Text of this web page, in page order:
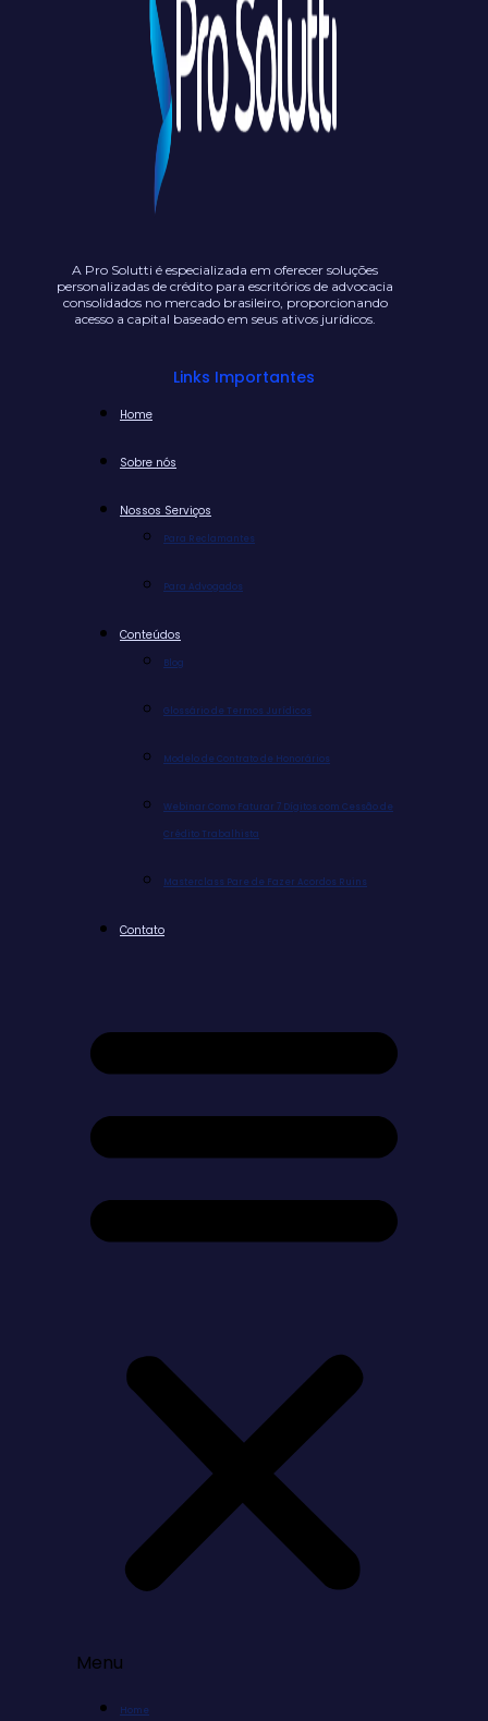
A Pro Solutti é especializada em oferecer soluções
personalizadas de crédito para escritórios de advocacia
consolidados no mercado brasileiro, proporcionando
acesso a capital baseado em seus ativos jurídicos.
Links Importantes
Home
Sobre nós
Nossos Serviços
Para Reclamantes
Para Advogados
Conteúdos
Blog
Glossário de Termos Jurídicos
Modelo de Contrato de Honorários
Webinar Como Faturar 7 Dígitos com Cessão de
Crédito Trabalhista
Masterclass Pare de Fazer Acordos Ruins
Contato
Menu
Home